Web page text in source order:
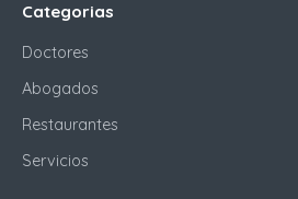
Categorias
Doctores
Abogados
Restaurantes
Servicios